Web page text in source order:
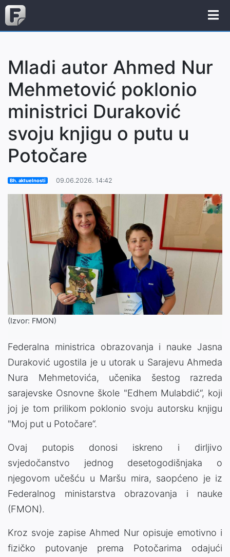
Mladi autor Ahmed Nur
Mehmetović poklonio
ministrici Duraković
svoju knjigu o putu u
Potočare
Bh. aktuelnosti 09.06.2026. 14:42
(Izvor: FMON)
Federalna ministrica obrazovanja i nauke Jasna
Duraković ugostila je u utorak u Sarajevu Ahmeda
Nura Mehmetovića, učenika šestog razreda
sarajevske Osnovne škole "Edhem Mulabdić“, koji
joj je tom prilikom poklonio svoju autorsku knjigu
"Moj put u Potočare“.
Ovaj putopis donosi iskreno i dirljivo
svjedočanstvo jednog desetogodišnjaka o
njegovom učešću u Maršu mira, saopćeno je iz
Federalnog ministarstva obrazovanja i nauke
(FMON).
Kroz svoje zapise Ahmed Nur opisuje emotivno i
fizičko putovanje prema Potočarima odajući